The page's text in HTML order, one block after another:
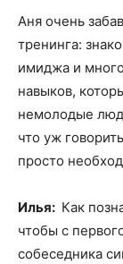
Аня очень
тренинга:
имиджа и
навыков,
немолодые
что уж
просто
Илья: Как
чтобы с
собеседника